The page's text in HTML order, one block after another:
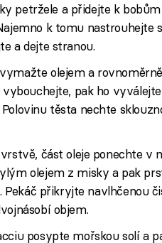
petržele a přidejte k
k tomu nastrouhejte
a dejte stranou.
olejem a
pak ho
těsta nechte
část oleje ponechte v
olejem z misky a pak
Pekáč přikryjte navlhčenou
objem.
posypte mořskou solí a